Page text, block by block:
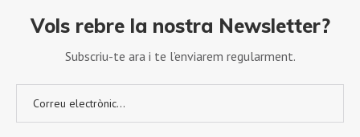
Vols rebre la nostra Newsletter?
Subscriu-te ara i te l’enviarem regularment.